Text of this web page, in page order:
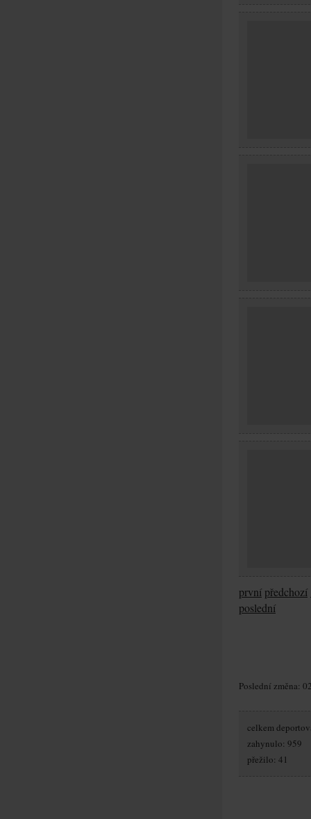
první předchozí
poslední
Poslední změna:
celkem
zahynulo: 959
přežilo: 41